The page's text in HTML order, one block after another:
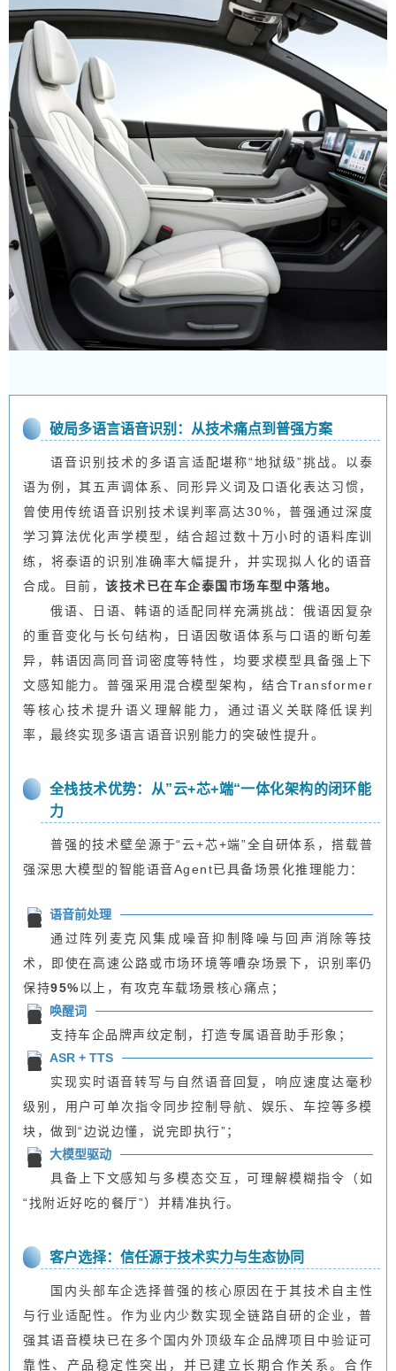
破局多语言语音识别：从技术痛点到普强方案
语音识别技术的多语言适配堪称“地狱级”挑战。以泰
语为例，其五声调体系、同形异义词及口语化表达习惯，
曾使用传统语音识别技术误判率高达30%，普强通过深度
学习算法优化声学模型，结合超过数十万小时的语料库训
练，将泰语的识别准确率大幅提升，并实现拟人化的语音
合成。目前， 该技术已在车企泰国市场车型中落地。
俄语、日语、韩语的适配同样充满挑战：俄语因复杂
的重音变化与长句结构，日语因敬语体系与口语的断句差
异，韩语因高同音词密度等特性，均要求模型具备强上下
文感知能力。普强采用混合模型架构，结合Transformer
等核心技术提升语义理解能力，通过语义关联降低误判
率，最终实现多语言语音识别能力的突破性提升。
全栈技术优势：从”云+芯+端“一体化架构的闭环能
力
普强的技术壁垒源于“云+芯+端”全自研体系，搭载普
强深思大模型的智能语音Agent已具备场景化推理能力：
语音前处理
通过阵列麦克风集成噪音抑制降噪与回声消除等技
术，即使在高速公路或市场环境等嘈杂场景下，识别率仍
保持95%以上，有攻克车载场景核心痛点；
唤醒词
支持车企品牌声纹定制，打造专属语音助手形象；
ASR + TTS
实现实时语音转写与自然语音回复，响应速度达毫秒
级别，用户可单次指令同步控制导航、娱乐、车控等多模
块，做到“边说边懂，说完即执行”；
大模型驱动
具备上下文感知与多模态交互，可理解模糊指令（如
“找附近好吃的餐厅”）并精准执行。
客户选择：信任源于技术实力与生态协同
国内头部车企选择普强的核心原因在于其技术自主性
与行业适配性。作为业内少数实现全链路自研的企业，普
强其语音模块已在多个国内外顶级车企品牌项目中验证可
靠性、产品稳定性突出，并已建立长期合作关系。合作